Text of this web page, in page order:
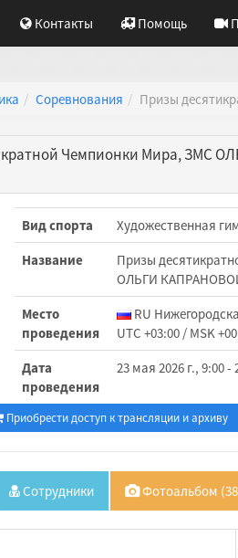
Контакты Помощь
Соревнования Призы
Чемпионки Мира, ЗМС
Вид спорта
Художественная
Название
Призы
ОЛЬГИ
Место
проведения
RU
UTC +03:00 / MSK
Дата
проведения
23 мая 2026 г., 9:00 -
Приобрести доступ к трансляции и архиву
Сотрудники Фотоальбом